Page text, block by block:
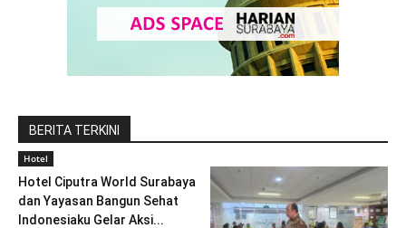
BERITA TERKINI
Hotel
Hotel Ciputra World Surabaya
dan Yayasan Bangun Sehat
Indonesiaku Gelar Aksi...